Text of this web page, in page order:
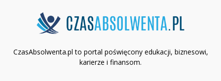
CzasAbsolwenta.pl to portal poświęcony edukacji, biznesowi,
karierze i finansom.